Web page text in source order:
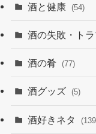
酒と健康 (54)
酒の失敗・ト
酒の肴 (77)
酒グッズ (5)
酒好きネタ